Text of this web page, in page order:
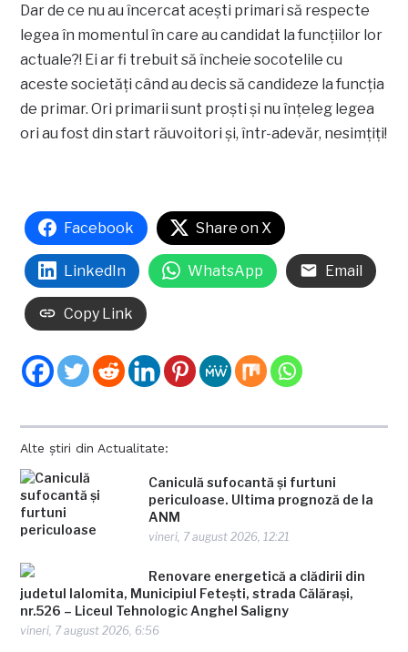
Alte știri din Actualitate:
Caniculă sufocantă și furtuni
periculoase. Ultima prognoză de la
ANM
vineri, 7 august 2026, 12:21
Renovare energetică a clădirii din
judetul Ialomita, Municipiul Fetești, strada Călărași,
nr.526 – Liceul Tehnologic Anghel Saligny
vineri, 7 august 2026, 6:56
Dar de ce nu au încercat aceşti primari să respecte
legea în momentul în care au candidat la funcţiilor lor
actuale?! Ei ar fi trebuit să încheie socotelile cu
aceste societăţi când au decis să candideze la funcţia
de primar. Ori primarii sunt proşti şi nu înţeleg legea
ori au fost din start răuvoitori şi, într-adevăr, nesimţiţi!
Facebook Share on X
LinkedIn WhatsApp Email
Copy Link